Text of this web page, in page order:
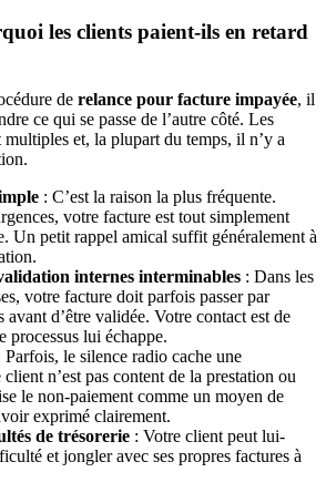
les clients paient-ils en retard
de relance pour facture impayée, il
ce qui se passe de l’autre côté. Les
multiples et, la plupart du temps, il n’y a
: C’est la raison la plus fréquente.
votre facture est tout simplement
Un petit rappel amical suffit généralement à
internes interminables : Dans les
votre facture doit parfois passer par
avant d’être validée. Votre contact est de
processus lui échappe.
Parfois, le silence radio cache une
n’est pas content de la prestation ou
le non-paiement comme un moyen de
exprimé clairement.
de trésorerie : Votre client peut lui-
et jongler avec ses propres factures à